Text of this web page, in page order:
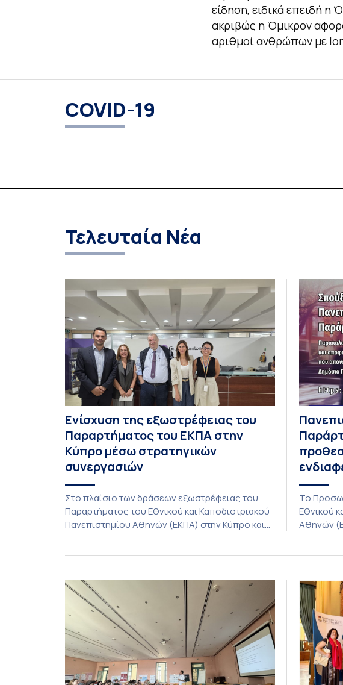
είδηση, ειδικά επειδή η
ακριβώς η Όμικρον
αριθμοί ανθρώπων με
COVID-19
Τελευταία Νέα
Ενίσχυση της εξωστρέφειας του
Παραρτήματος του ΕΚΠΑ στην
Κύπρο μέσω στρατηγικών
συνεργασιών
Στο πλαίσιο των δράσεων εξωστρέφειας του
Παραρτήματος του Εθνικού και Καποδιστριακού
Πανεπιστημίου Αθηνών (ΕΚΠΑ) στην Κύπρο και
Διοίκησης Επιχειρήσεων και Οργανισμών τον
Σεπτέμβριο του 2026, ο Κοσμήτορας της Σχολής
Οικονομικών και Πολιτικών Επιστημών,
Καθηγητής Νικόλαος Ηρειώτης, και ο Πρόεδρος
του Τμήματος […]
Το
Εθνικού
Αθηνών
το
31